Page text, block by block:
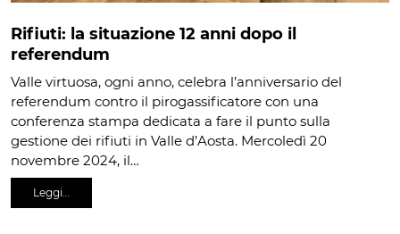
Rifiuti: la situazione 12 anni dopo il
referendum
Valle virtuosa, ogni anno, celebra l’anniversario del
referendum contro il pirogassificatore con una
conferenza stampa dedicata a fare il punto sulla
gestione dei rifiuti in Valle d’Aosta. Mercoledì 20
novembre 2024, il…
Leggi…